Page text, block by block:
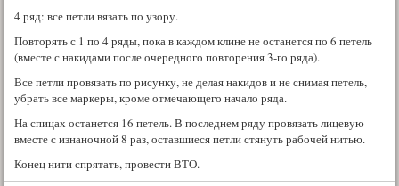
4 ряд: все петли вязать по узору.
Повторять с 1 по 4 ряды, пока в каждом клине не останется по 6 петель
(вместе с накидами после очередного повторения 3-го ряда).
Все петли провязать по рисунку, не делая накидов и не снимая петель,
убрать все маркеры, кроме отмечающего начало ряда.
На спицах останется 16 петель. В последнем ряду провязать лицевую
вместе с изнаночной 8 раз, оставшиеся петли стянуть рабочей нитью.
Конец нити спрятать, провести ВТО.